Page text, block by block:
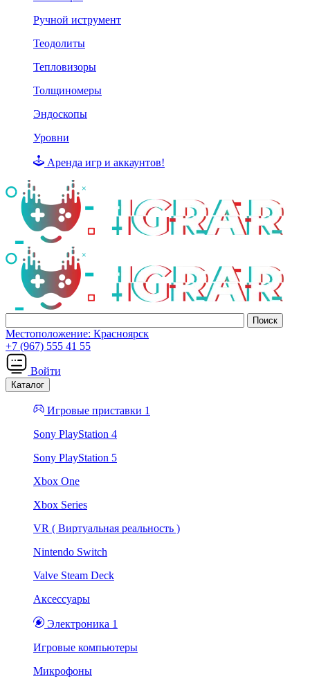
Ручной иструмент
Теодолиты
Тепловизоры
Толщиномеры
Эндоскопы
Уровни
Аренда игр и аккаунтов!
Местоположение: Красноярск
+7 (967) 555 41 55
Войти
Каталог
Игровые приставки 1
Sony PlayStation 4
Sony PlayStation 5
Xbox One
Xbox Series
VR ( Виртуальная реальность )
Nintendo Switch
Valve Steam Deck
Аксессуары
Электроника 1
Игровые компьютеры
Микрофоны